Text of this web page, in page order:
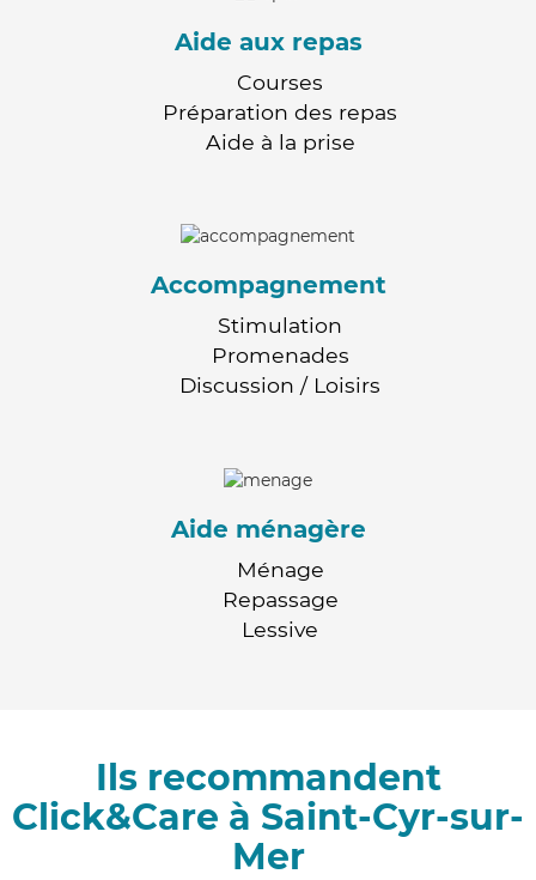
Aide aux repas
Courses
Préparation des repas
Aide à la prise
Accompagnement
Stimulation
Promenades
Discussion / Loisirs
Aide ménagère
Ménage
Repassage
Lessive
Ils recommandent
Click&Care à Saint-Cyr-sur-
Mer